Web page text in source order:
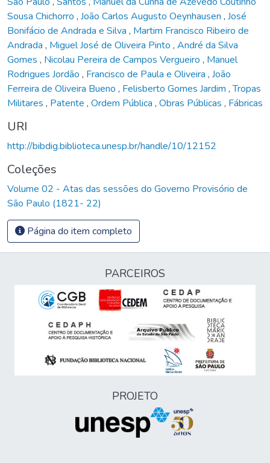
Sousa Chichorro , João Carlos Augusto Oeynhausen , José
Bonifácio de Andrada e Silva , Martim Francisco Ribeiro de
Andrada , Miguel José de Oliveira Pinto , André da Silva
Gomes , Nicolau Pereira de Campos Vergueiro , Manuel
Rodrigues Jordão , Francisco de Paula e Oliveira , João
Ferreira de Oliveira Bueno , Felisberto Gomes Jardim ,Tropas
Militares , Patente , Ordem Pública , Obras Públicas , Fábricas
URI
http://bibdig.biblioteca.unesp.br/handle/10/12152
Coleções
Volume 02 - Atas das sessões do Governo Provisório de
São Paulo (1821- 22)
Página do item completo
PARCEIROS
PROJETO